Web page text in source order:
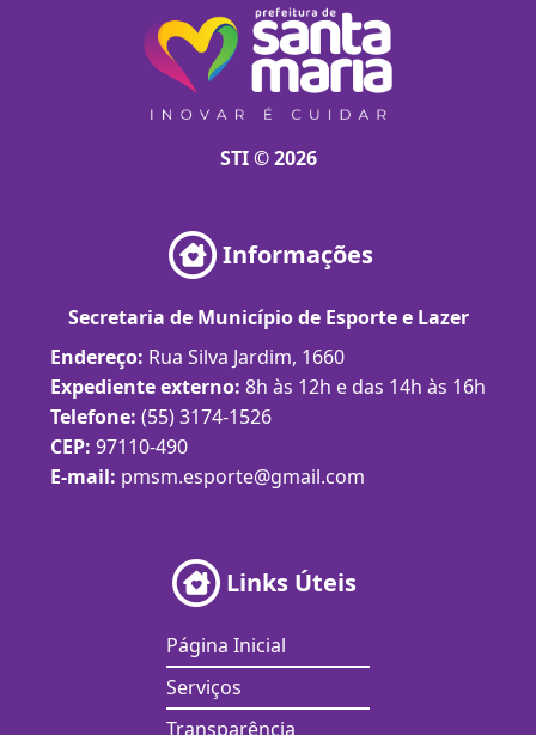
STI © 2026
Informações
Secretaria de Município de Esporte e Lazer
Endereço: Rua Silva Jardim, 1660
Expediente externo: 8h às 12h e das 14h às 16h
Telefone: (55) 3174-1526
CEP: 97110-490
E-mail: pmsm.esporte@gmail.com
Links Úteis
Página Inicial
Serviços
Transparência